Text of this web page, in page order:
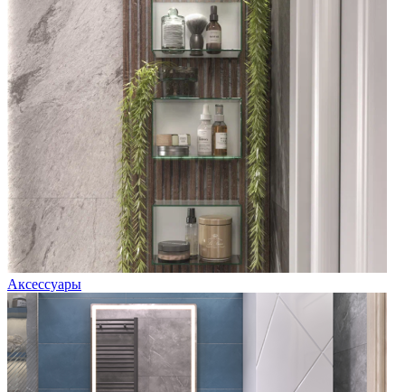
Аксессуары